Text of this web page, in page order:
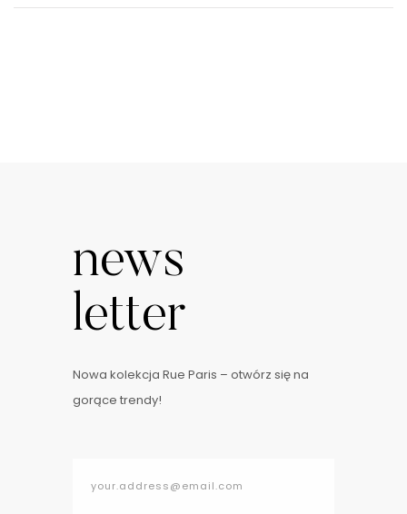
news
letter
Nowa kolekcja Rue Paris – otwórz się na
gorące trendy!